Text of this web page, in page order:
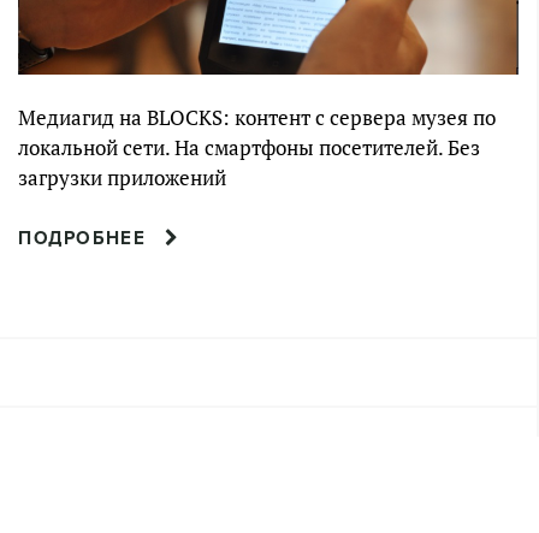
Медиагид на BLOCKS: контент с сервера музея по
локальной сети. На смартфоны посетителей. Без
загрузки приложений
ПОДРОБНЕЕ